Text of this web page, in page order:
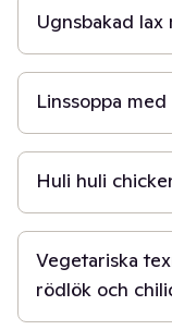
Ugnsbakad
30 min
Linssoppa
1 t 30 min
Huli huli
45 min
Vegetariska
rödlök och
50 min